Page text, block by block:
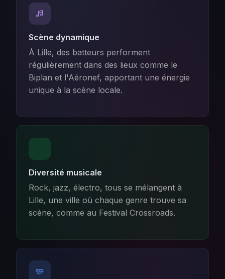
Scène dynamique
À Lille, des batteurs performent
régulièrement dans des lieux comme le
Biplan et l'Aéronef, apportant une énergie
unique à la scène locale.
Diversité musicale
Rock, jazz, électro, tous se mélangent à
Lille, une ville où chaque genre trouve sa
scène, comme au Festival Crossroads.